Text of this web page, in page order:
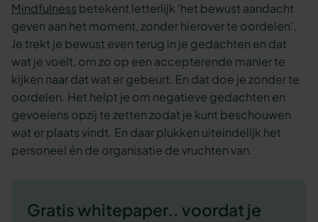
Mindfulness betekent letterlijk ‘het bewust aandacht
geven aan het moment, zonder hierover te oordelen'.
Je trekt je bewust even terug in je gedachten en dat
wat je voelt, om zo op een accepterende manier te
kijken naar dat wat er gebeurt. En dat doe je zonder te
oordelen. Het helpt je om negatieve gedachten en
gevoelens opzij te zetten zodat je kunt beschouwen
wat er plaats vindt. En daar plukken uiteindelijk het
personeel én de organisatie de vruchten van.
Gratis whitepaper.. voordat je